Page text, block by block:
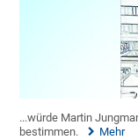
...würde Martin
bestimmen.
Mehr